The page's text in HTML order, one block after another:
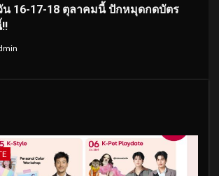
น 16-17-18 ตุลาคมนี้ ปักหมุดกดบัตร